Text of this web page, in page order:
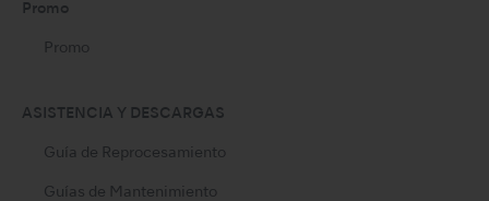
Promo
Promo
ASISTENCIA Y DESCARGAS
Guía de Reprocesamiento
Guías de Mantenimiento